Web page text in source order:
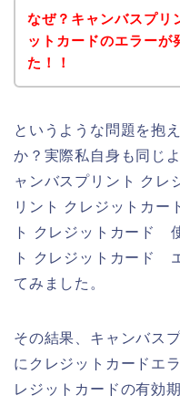
なぜ？キャンバスプリ
ットカードのエラーが
た！！
というような問題を抱
か？実際私自身も同じ
ャンバスプリント クレ
リント クレジットカ
ト クレジットカード
ト クレジットカード
てみました。
その結果、キャンバス
にクレジットカードエ
レジットカードの有効